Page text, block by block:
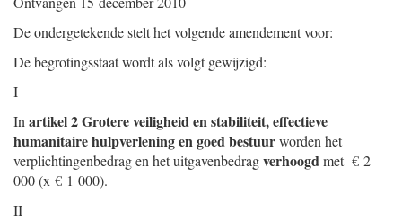
De ondergetekende stelt het volgende amendement voor:
De begrotingsstaat wordt als volgt gewijzigd:
I
In artikel 2 Grotere veiligheid en stabiliteit, effectieve
humanitaire hulpverlening en goed bestuurworden het
verplichtingenbedrag en het uitgavenbedragverhoogdmet € 2
000 (x € 1 000).
II